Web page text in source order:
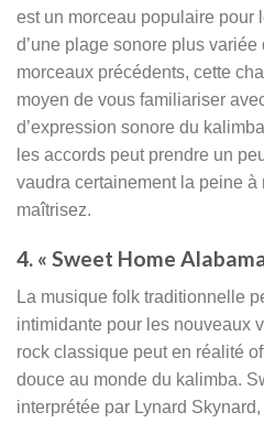
est un morceau populaire pour
d’une plage sonore plus
morceaux précédents, cette
moyen de vous familiariser
d’expression sonore du
les accords peut prendre un
vaudra certainement la peine à
maîtrisez.
4. « Sweet Home
La musique folk traditionnelle
intimidante pour les nouveaux
rock classique peut en réalité
douce au monde du kalimba.
interprétée par Lynard